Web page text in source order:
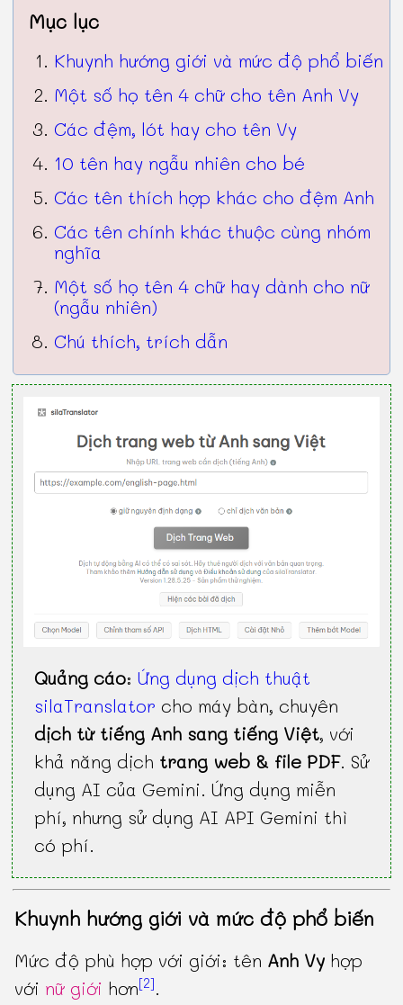
Mục lục
Khuynh hướng giới và mức độ phổ biến
Một số họ tên 4 chữ cho tên Anh Vy
Các đệm, lót hay cho tên Vy
10 tên hay ngẫu nhiên cho bé
Các tên thích hợp khác cho đệm Anh
Các tên chính khác thuộc cùng nhóm
nghĩa
Một số họ tên 4 chữ hay dành cho nữ
(ngẫu nhiên)
Chú thích, trích dẫn
Quảng cáo:Ứng dụng dịch thuật
silaTranslator cho máy bàn, chuyên
dịch từ tiếng Anh sang tiếng Việt, với
khả năng dịch trang web & file PDF. Sử
dụng AI của Gemini. Ứng dụng miễn
phí, nhưng sử dụng AI API Gemini thì
có phí.
Khuynh hướng giới và mức độ phổ biến
Mức độ phù hợp với giới: tên Anh Vy hợp
với nữ giới hơn[2].